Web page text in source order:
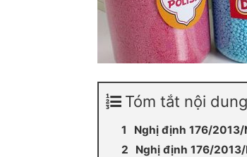
Tóm tắt nội dung
Nghị định 176/
Nghị định 176/